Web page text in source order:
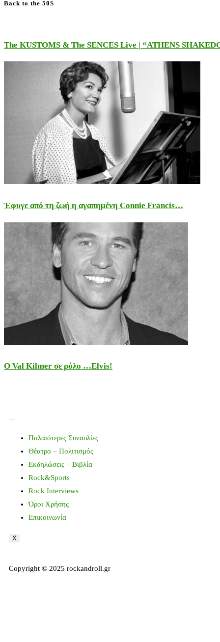
Back to the 50S
The KUSTOMS & The SENCES Live | “ATHENS
Έφυγε από τη ζωή η αγαπημένη Connie Francis…
Ο Val Kilmer σε ρόλο …Elvis!
Παλαιότερες Συναυλίες
Θέατρο – Πολιτισμός
Εκδηλώσεις – Βιβλία
Rock&Sports
Rock Interviews
Όροι Χρήσης
Επικοινωνία
X
Copyright © 2025 rockandroll.gr